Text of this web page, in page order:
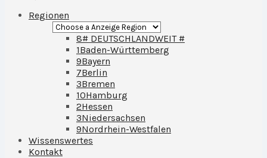
Regionen
8# DEUTSCHLANDWEIT #
1Baden-Württemberg
9Bayern
7Berlin
3Bremen
10Hamburg
2Hessen
3Niedersachsen
9Nordrhein-Westfalen
Wissenswertes
Kontakt